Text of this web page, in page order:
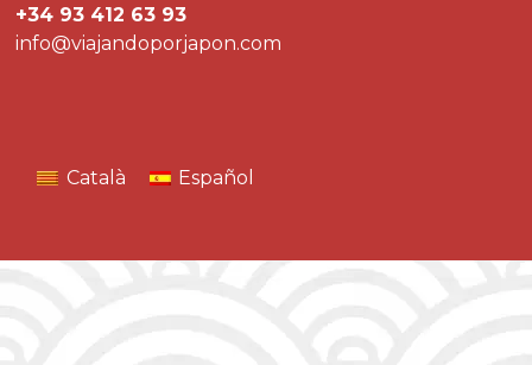
+34 93 412 63 93
info@viajandoporjapon.com
Català Español